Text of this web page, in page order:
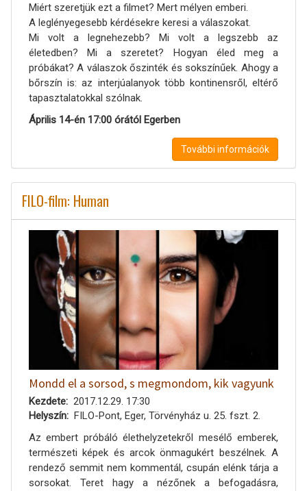
Miért szeretjük ezt a filmet? Mert mélyen emberi.
A leglényegesebb kérdésekre keresi a válaszokat.
Mi volt a legnehezebb? Mi volt a legszebb az
életedben? Mi a szeretet? Hogyan éled meg a
próbákat? A válaszok őszinték és sokszínűek. Ahogy a
bőrszín is: az interjúalanyok több kontinensről, eltérő
tapasztalatokkal szólnak.
Április 14-én 17:00 órától Egerben
További információk
FILO-film: Human
Mondd el a sorsod, s megmondom, kik vagyunk
Kezdete
2017.12.29. 17:30
Helyszín
FILO-Pont, Eger, Törvényház u. 25. fszt. 2.
Az embert próbáló élethelyzetekről mesélő emberek,
természeti képek és arcok önmagukért beszélnek. A
rendező semmit nem kommentál, csupán elénk tárja a
sorsokat. Teret hagy a nézőnek a befogadásra,